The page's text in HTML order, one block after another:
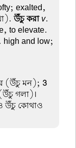
exalted,
উঁচু করা v.
to elevate.
. high and low;
(উঁচু মন); 3
গলা)।
উঁচু কোথাও